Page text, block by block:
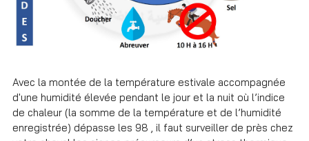
Avec la montée de la température estivale accompagnée
d'une humidité élevée pendant le jour et la nuit où l’indice
de chaleur (la somme de la température et de l’humidité
enregistrée) dépasse les 98 , il faut surveiller de près chez